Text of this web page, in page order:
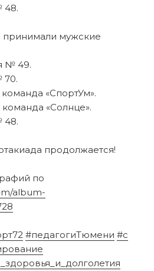
48.
принимали мужские
№ 49.
70.
«СпортУм».
«Солнце».
48.
продолжается!
по
album-
#педагогиТюмени #с